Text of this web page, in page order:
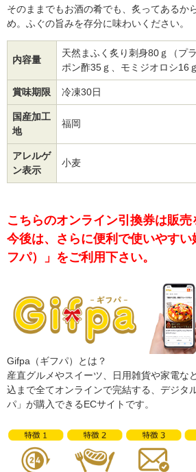
そのままでもお酒の肴でも、炙ってあるか
め。ふぐの旨みを存分に味わいください。
内容量
天然まふく炙り刺身80ｇ（プ
ポン酢35ｇ、モミジオロシ16ｇ
賞味期限 冷凍30日
国産加工
地
福岡
アレルゲ
ン表示
小麦
こちらのオンライン引換券は販売
今後は、さらに便利で使いやす
フパ）」をご利用下さい。
Gifpa（ギフパ）とは？
産直グルメやスイーツ、日用雑貨や家電な
込まで全てオンラインで完結する、デジタ
パ」が購入できるECサイトです。